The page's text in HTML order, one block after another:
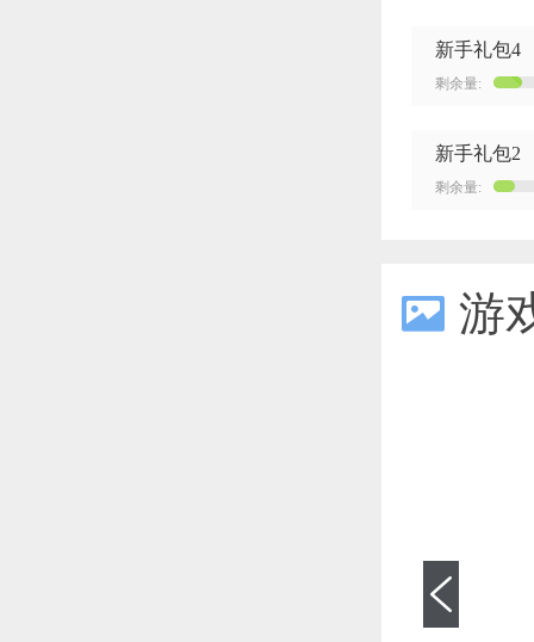
新手礼包4
剩余量:
新手礼包2
剩余量:
 游